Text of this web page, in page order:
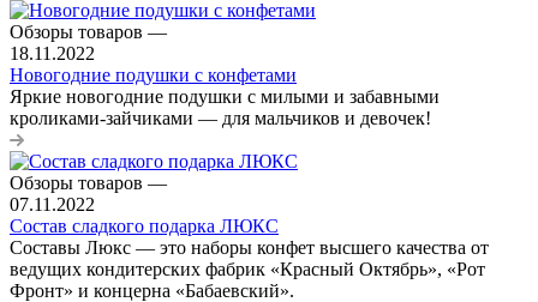
Обзоры товаров —
18.11.2022
Новогодние подушки с конфетами
Яркие новогодние подушки с милыми и забавными
кроликами-зайчиками — для мальчиков и девочек!
Обзоры товаров —
07.11.2022
Состав сладкого подарка ЛЮКС
Составы Люкс — это наборы конфет высшего качества от
ведущих кондитерских фабрик «Красный Октябрь», «Рот
Фронт» и концерна «Бабаевский».